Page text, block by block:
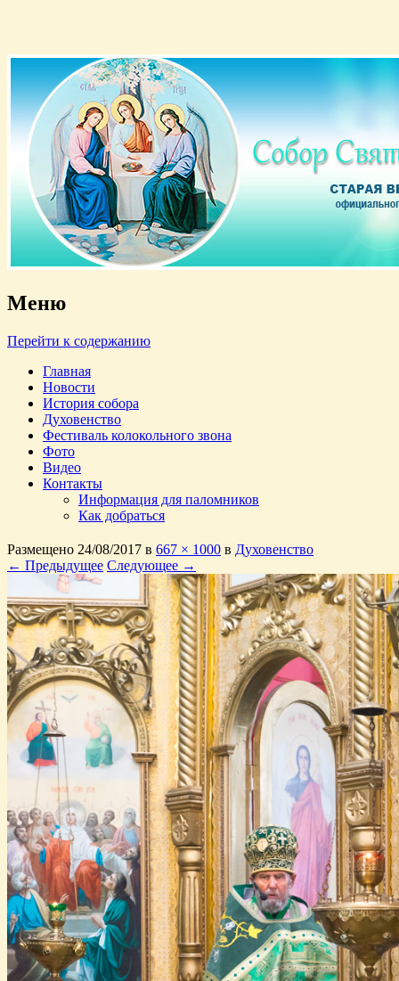
Собор Святой Троицы
Старая версия официального сайта
Меню
Перейти к содержанию
Главная
Новости
История собора
Духовенство
Фестиваль колокольного звона
Фото
Видео
Контакты
Информация для паломников
Как добраться
Размещено 24/08/2017 в 667 × 1000 в Духовенство
← Предыдущее Следующее →